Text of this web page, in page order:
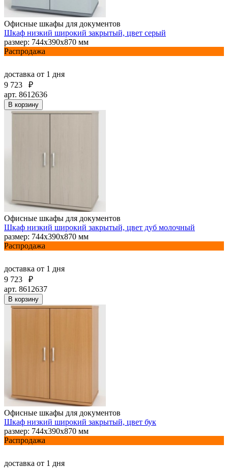
Офисные шкафы для документов
Шкаф низкий широкий закрытый, цвет серый
размер: 744х390х870 мм
Распродажа
доставка от 1 дня
9 723
₽
арт. 8612636
В корзину
Офисные шкафы для документов
Шкаф низкий широкий закрытый, цвет дуб молочный
размер: 744х390х870 мм
Распродажа
доставка от 1 дня
9 723
₽
арт. 8612637
В корзину
Офисные шкафы для документов
Шкаф низкий широкий закрытый, цвет бук
размер: 744х390х870 мм
Распродажа
доставка от 1 дня